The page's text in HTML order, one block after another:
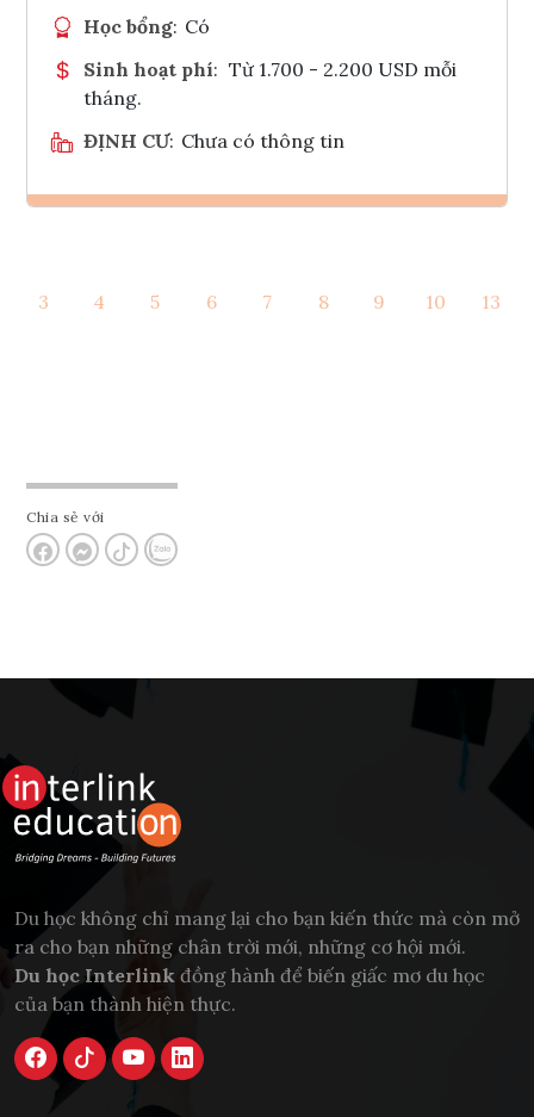
Học bổng: Có
Sinh hoạt phí: Từ 1.700 - 2.200 USD mỗi
tháng.
ĐỊNH CƯ: Chưa có thông tin
Tham vấn Interlink
3 4 5 6 7 8 9 10 13
Chia sẻ với
Du học không chỉ mang lại cho bạn kiến thức mà còn mở
ra cho bạn những chân trời mới, những cơ hội mới.
Du học Interlink đồng hành để biến giấc mơ du học
của bạn thành hiện thực.